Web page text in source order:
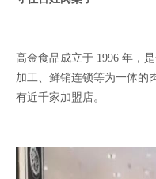
高金食品成立于 1996 年，
加工、鲜销连锁等为一体的
有近千家加盟店。